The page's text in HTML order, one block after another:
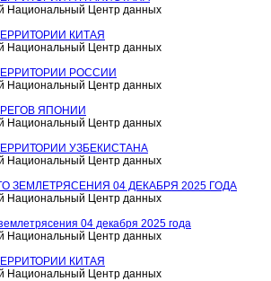
Национальный Центр данных
КИТАЯ
Национальный Центр данных
РОССИИ
Национальный Центр данных
ЯПОНИИ
Национальный Центр данных
УЗБЕКИСТАНА
Национальный Центр данных
ЗЕМЛЕТРЯСЕНИЯ 04 ДЕКАБРЯ 2025 ГОДА
Национальный Центр данных
04 декабря 2025 года
Национальный Центр данных
КИТАЯ
Национальный Центр данных